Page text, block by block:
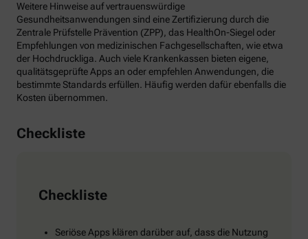
Weitere Hinweise auf vertrauenswürdige
Gesundheitsanwendungen sind eine Zertifizierung durch die
Zentrale Prüfstelle Prävention (ZPP), das HealthOn-Siegel oder
Empfehlungen von medizinischen Fachgesellschaften, wie etwa
der Hochdruckliga. Auch viele Krankenkassen bieten eigene,
qualitätsgeprüfte Apps an oder empfehlen Anwendungen, die
bestimmte Standards erfüllen. Häufig werden dafür ebenfalls die
Kosten übernommen.
Checkliste
Checkliste
Seriöse Apps klären darüber auf, dass die Nutzung